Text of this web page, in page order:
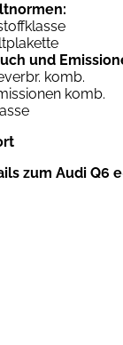
und
komb.
komb.
zum Audi Q6